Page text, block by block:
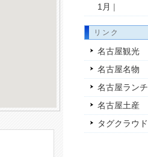
1月 |
リンク
名古屋観光
名古屋名物
名古屋ランチ
名古屋土産
タグクラウド